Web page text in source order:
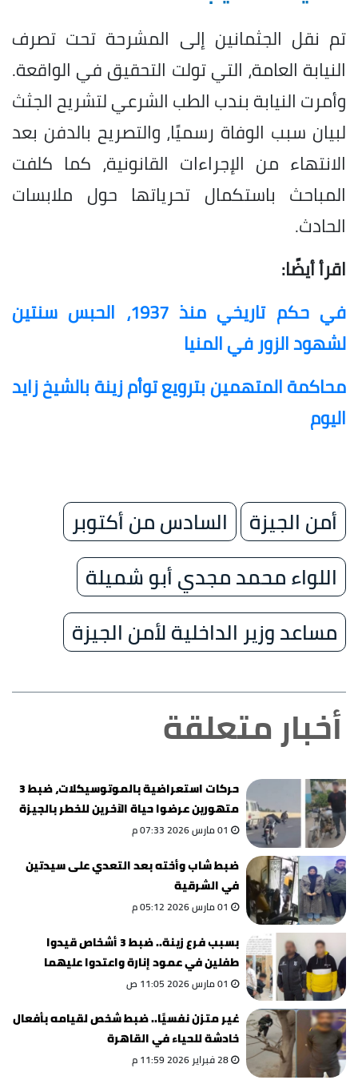
تم نقل الجثمانين إلى المشرحة تحت تصرف
النيابة العامة، التي تولت التحقيق في الواقعة.
وأمرت النيابة بندب الطب الشرعي لتشريح الجثث
لبيان سبب الوفاة رسميًا، والتصريح بالدفن بعد
الانتهاء من الإجراءات القانونية، كما كلفت
المباحث باستكمال تحرياتها حول ملابسات
الحادث.
اقرأ أيضًا:
في حكم تاريخي منذ 1937، الحبس سنتين
لشهود الزور في المنيا
محاكمة المتهمين بترويع توأم زينة بالشيخ زايد
اليوم
أمن الجيزة
السادس من أكتوبر
اللواء محمد مجدي أبو شميلة
مساعد وزير الداخلية لأمن الجيزة
أخبار متعلقة
حركات استعراضية بالموتوسيكلات، ضبط 3
متهورين عرضوا حياة الآخرين للخطر بالجيزة
01 مارس 2026 07:33 م
ضبط شاب وأخته بعد التعدي على سيدتين
في الشرقية
01 مارس 2026 05:12 م
بسبب فرع زينة.. ضبط 3 أشخاص قيدوا
طفلين في عمود إنارة واعتدوا عليهما
بالشرقية
01 مارس 2026 11:05 ص
غير متزن نفسيًا.. ضبط شخص لقيامه بأفعال
خادشة للحياء في القاهرة
28 فبراير 2026 11:59 م